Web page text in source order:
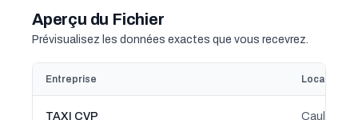
Aperçu du Fichier
Prévisualisez les données exactes que vous recevrez.
Entreprise
TAXI CVP Caulnes,